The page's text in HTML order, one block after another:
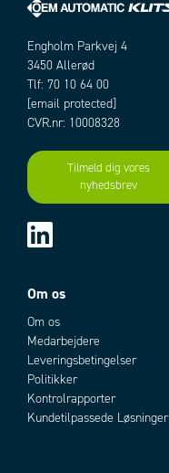
Engholm Parkvej 4
3450 Allerød
Tlf: 70 10 64 00
[email protected]
CVR.nr: 10008328
Tilmeld dig vores
nyhedsbrev
Om os
Om os
Medarbejdere
Leveringsbetingelser
Politikker
Kontrolrapporter
Kundetilpassede Løsninger